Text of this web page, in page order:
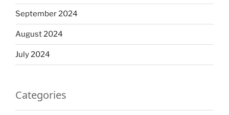
September 2024
August 2024
July 2024
Categories